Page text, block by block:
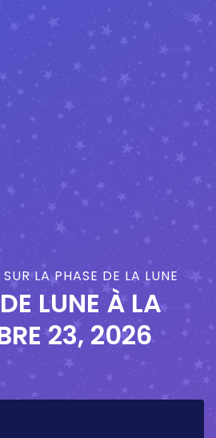
LA PHASE DE LA LUNE
LUNE À LA
23, 2026